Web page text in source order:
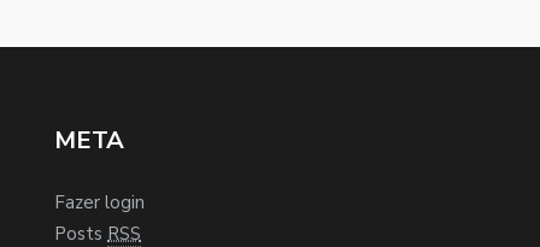
META
Fazer login
Posts RSS